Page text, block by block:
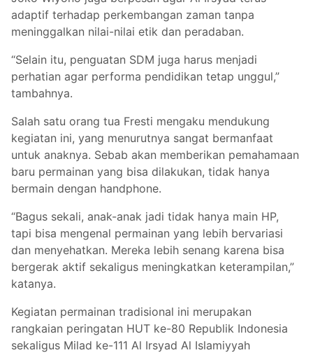
adaptif terhadap perkembangan zaman tanpa
meninggalkan nilai-nilai etik dan peradaban.
“Selain itu, penguatan SDM juga harus menjadi
perhatian agar performa pendidikan tetap unggul,”
tambahnya.
Salah satu orang tua Fresti mengaku mendukung
kegiatan ini, yang menurutnya sangat bermanfaat
untuk anaknya. Sebab akan memberikan pemahamaan
baru permainan yang bisa dilakukan, tidak hanya
bermain dengan handphone.
“Bagus sekali, anak-anak jadi tidak hanya main HP,
tapi bisa mengenal permainan yang lebih bervariasi
dan menyehatkan. Mereka lebih senang karena bisa
bergerak aktif sekaligus meningkatkan keterampilan,”
katanya.
Kegiatan permainan tradisional ini merupakan
rangkaian peringatan HUT ke-80 Republik Indonesia
sekaligus Milad ke-111 Al Irsyad Al Islamiyyah